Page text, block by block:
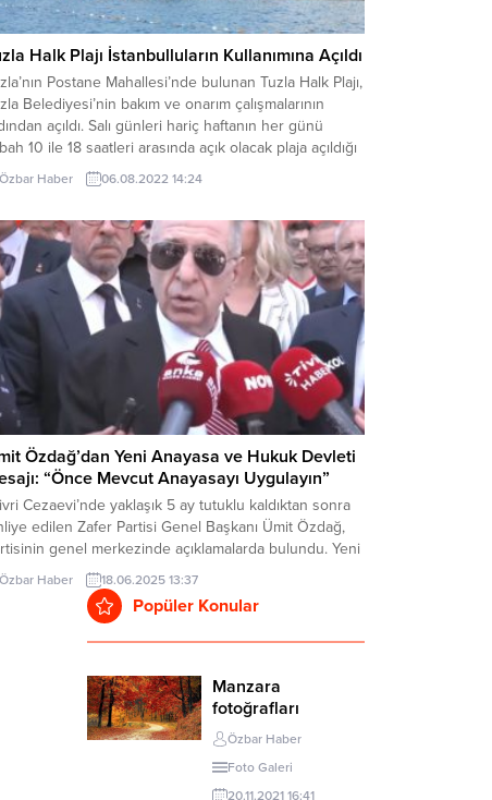
Halk Plajı İstanbulluların Kullanımına Açıldı
Postane Mahallesi’nde bulunan Tuzla Halk Plajı,
Belediyesi’nin bakım ve onarım çalışmalarının
açıldı. Salı günleri hariç haftanın her günü
10 ile 18 saatleri arasında açık olacak plaja açıldığı
itibaren vatandaşlar yoğun ilgi gösterdi.
Postane Mahallesi’nde bulunan ve Tuzla
Özbar Haber 06.08.2022 14:24
Özdağ’dan Yeni Anayasa ve Hukuk Devleti
“Önce Mevcut Anayasayı Uygulayın”
Cezaevi’nde yaklaşık 5 ay tutuklu kaldıktan sonra
edilen Zafer Partisi Genel Başkanı Ümit Özdağ,
genel merkezinde açıklamalarda bulundu. Yeni
tartışmalarına ilişkin değerlendirmelerde
Özdağ, “Mevcut anayasanın gereklerini yerine
ki yeni anayasa talebinin haklılığı ve meşruluğu
Özbar Haber 18.06.2025 13:37
Popüler Konular
Manzara
fotoğrafları
Özbar Haber
Foto Galeri
20.11.2021 16:41